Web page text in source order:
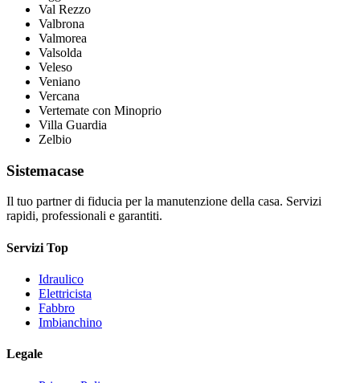
Val Rezzo
Valbrona
Valmorea
Valsolda
Veleso
Veniano
Vercana
Vertemate con Minoprio
Villa Guardia
Zelbio
Sistemacase
Il tuo partner di fiducia per la manutenzione della casa. Servizi
rapidi, professionali e garantiti.
Servizi Top
Idraulico
Elettricista
Fabbro
Imbianchino
Legale